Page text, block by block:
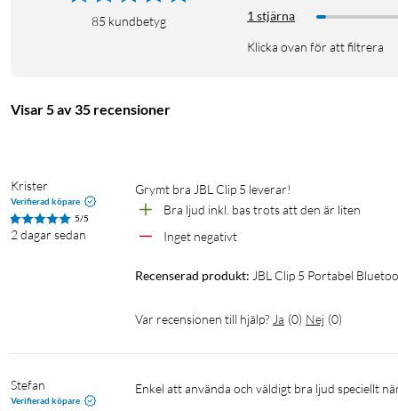
Dina vänner kommer inte att tro hur mycket bra JBL Pro-ljud
på allt från ryggsäcken till bältet och ta med dig musiken hela
Upp till 12 timmars speltid plus tre timmar med
på Playtime Boost för att förlänga speltiden med ytterligare
85 kundbetyg
1 stjärna
Klicka ovan för att filtrera
Visar 5 av 35 recensioner
Krister
Verifierad köpare
5/5
2 dagar sedan
Grymt bra JBL Clip 5 leverar!
Bra ljud inkl. bas trots att den är liten
Inget negativt
Recenserad produkt: JBL Clip 5 Portabel
Var recensionen till hjälp? Ja (0) Nej (0)
Stefan
Verifierad köpare
Enkel att använda och väldigt bra ljud speciellt